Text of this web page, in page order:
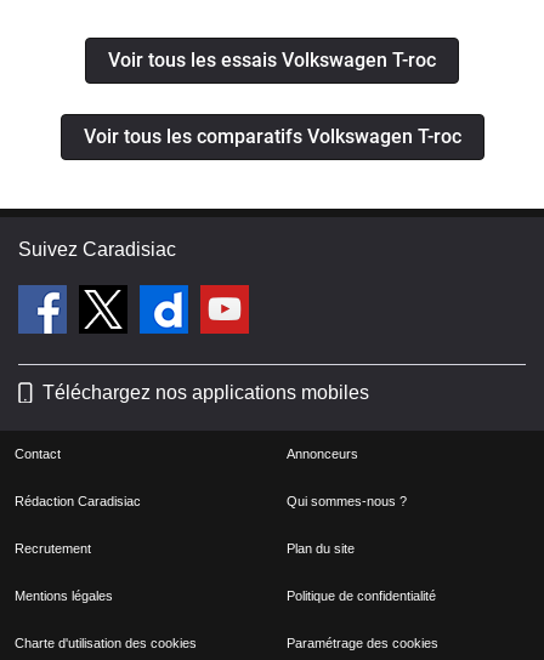
Voir tous les essais Volkswagen T-roc
Voir tous les comparatifs Volkswagen T-roc
Suivez Caradisiac
Téléchargez nos applications mobiles
Contact Annonceurs
Rédaction Caradisiac Qui sommes-nous ?
Recrutement Plan du site
Mentions légales Politique de confidentialité
Charte d'utilisation des cookies Paramétrage des cookies